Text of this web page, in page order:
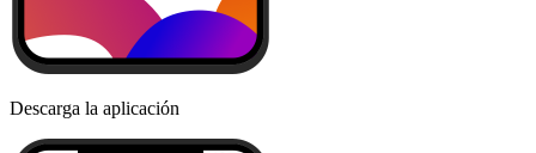
Descarga la aplicación